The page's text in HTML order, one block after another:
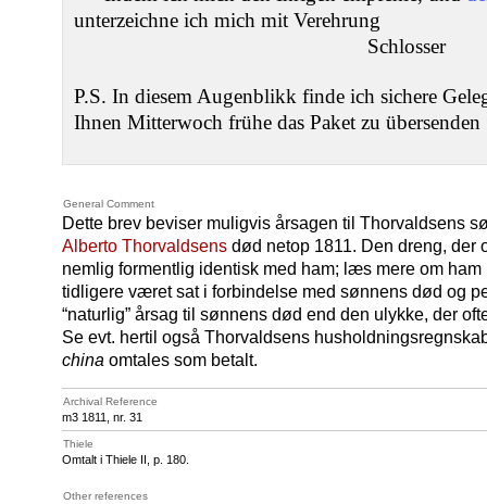
unterzeichne ich mich mit Verehrung
Schlosser
P.S. In diesem Augenblikk finde ich sichere
Ihnen Mitterwoch frühe das Paket zu übersenden
General Comment
Dette brev beviser muligvis årsagen til Thorvaldsens
Alberto Thorvaldsens død netop 1811. Den dreng, der
nemlig formentlig identisk med ham; læs mere om
tidligere været sat i forbindelse med sønnens død og
“naturlig” årsag til sønnens død end den ulykke, der
Se evt. hertil også Thorvaldsens
china omtales som betalt.
Archival Reference
m3 1811, nr. 31
Thiele
Omtalt i Thiele II, p. 180.
Other references